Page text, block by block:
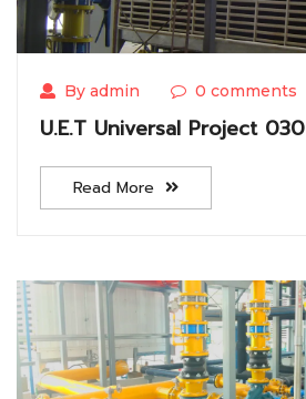
By admin 0 comments
U.E.T Universal Project 030
Read More